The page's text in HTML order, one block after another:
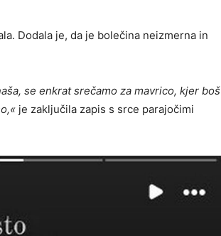
Dodala je, da je bolečina neizmerna in
se enkrat srečamo za mavrico, kjer boš
je zaključila zapis s srce parajočimi